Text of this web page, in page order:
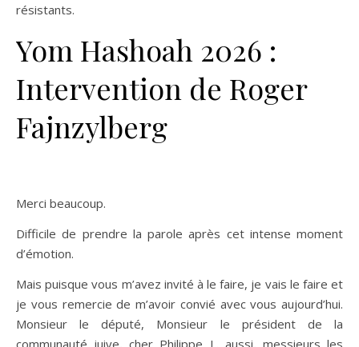
résistants.
Yom Hashoah 2026 :
Intervention de Roger
Fajnzylberg
Merci beaucoup.
Difficile de prendre la parole après cet intense moment
d’émotion.
Mais puisque vous m’avez invité à le faire, je vais le faire et
je vous remercie de m’avoir convié avec vous aujourd’hui.
Monsieur le député, Monsieur le président de la
communauté juive, cher Philippe L. aussi, messieurs les